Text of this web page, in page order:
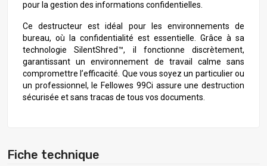
pour la gestion des informations confidentielles.
Ce destructeur est idéal pour les environnements de
bureau, où la confidentialité est essentielle. Grâce à sa
technologie SilentShred™, il fonctionne discrètement,
garantissant un environnement de travail calme sans
compromettre l’efficacité. Que vous soyez un particulier ou
un professionnel, le Fellowes 99Ci assure une destruction
sécurisée et sans tracas de tous vos documents.
Fiche technique